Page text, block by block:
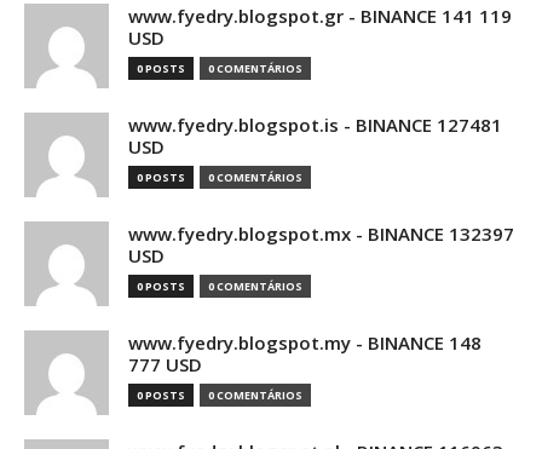
www.fyedry.blogspot.gr - BINANCE 141 119
USD
0 POSTS 0 COMENTÁRIOS
www.fyedry.blogspot.is - BINANCE 127481
USD
0 POSTS 0 COMENTÁRIOS
www.fyedry.blogspot.mx - BINANCE 132397
USD
0 POSTS 0 COMENTÁRIOS
www.fyedry.blogspot.my - BINANCE 148
777 USD
0 POSTS 0 COMENTÁRIOS